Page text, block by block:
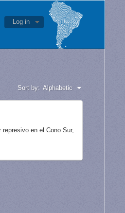
Log in
Sort by: Alphabetic
en el Cono Sur,